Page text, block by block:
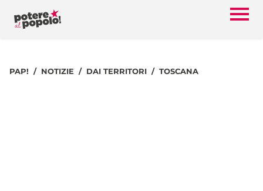
PAP! NOTIZIE DAI TERRITORI TOSCANA